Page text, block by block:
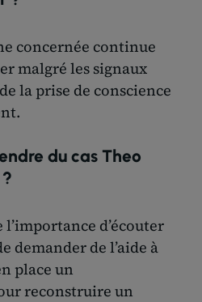
concernée continue
malgré les signaux
la prise de conscience
du cas Theo
d’écouter
demander de l’aide à
place un
reconstruire un